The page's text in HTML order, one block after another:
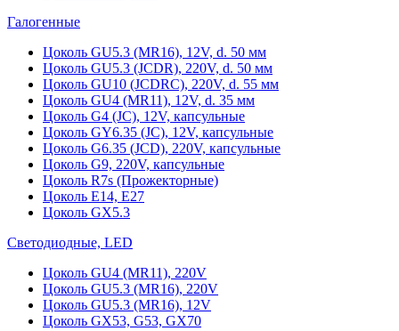
Галогенные
Цоколь GU5.3 (MR16), 12V, d. 50 мм
Цоколь GU5.3 (JCDR), 220V, d. 50 мм
Цоколь GU10 (JCDRC), 220V, d. 55 мм
Цоколь GU4 (MR11), 12V, d. 35 мм
Цоколь G4 (JC), 12V, капсульные
Цоколь GY6.35 (JC), 12V, капсульные
Цоколь G6.35 (JCD), 220V, капсульные
Цоколь G9, 220V, капсульные
Цоколь R7s (Прожекторные)
Цоколь E14, E27
Цоколь GX5.3
Светодиодные, LED
Цоколь GU4 (MR11), 220V
Цоколь GU5.3 (MR16), 220V
Цоколь GU5.3 (MR16), 12V
Цоколь GX53, G53, GX70